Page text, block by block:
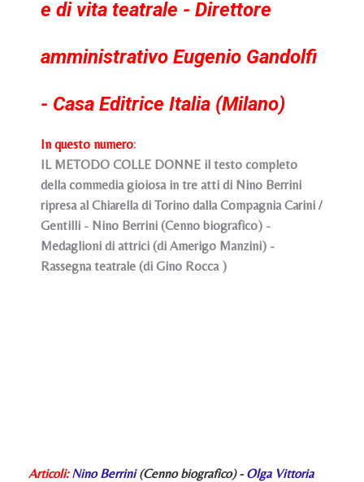
e di vita teatrale - Direttore
amministrativo Eugenio Gandolfi
- Casa Editrice Italia (Milano)
In questo numero:
IL METODO COLLE DONNE il testo completo
della commedia gioiosa in tre atti di Nino Berrini
ripresa al Chiarella di Torino dalla Compagnia Carini /
Gentilli - Nino Berrini (Cenno biografico) -
Medaglioni di attrici (di Amerigo Manzini) -
Rassegna teatrale (di Gino Rocca )
Articoli: Nino Berrini(Cenno biografico) -Olga Vittoria